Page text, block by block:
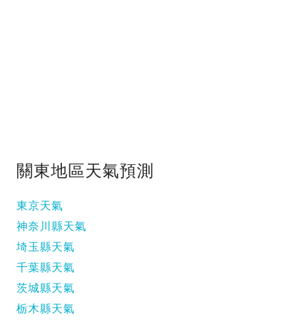
關東地區天氣預測
東京天氣
神奈川縣天氣
埼玉縣天氣
千葉縣天氣
茨城縣天氣
栃木縣天氣